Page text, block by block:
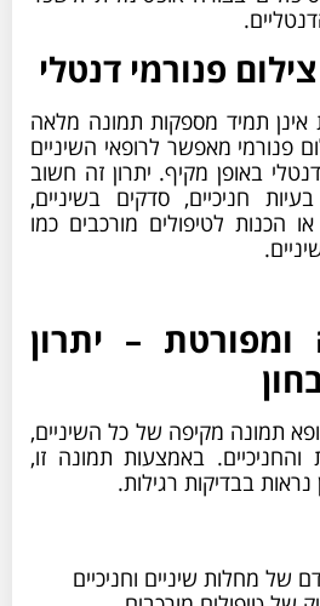
פנורמי דנטלי
אינן תמיד מספקות תמונה מלאה
פנורמי מאפשר לרופאי השיניים
באופן מקיף. יתרון זה חשוב
חניכיים, סדקים בשיניים,
הכנות לטיפולים מורכבים כמו
– יתרון
תמונה מקיפה של כל השיניים,
באמצעות תמונה זו,
נראות בבדיקות רגילות.
של מחלות שיניים וחניכיים